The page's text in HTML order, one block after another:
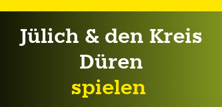
Jülich & den Kreis
Düren
spielen